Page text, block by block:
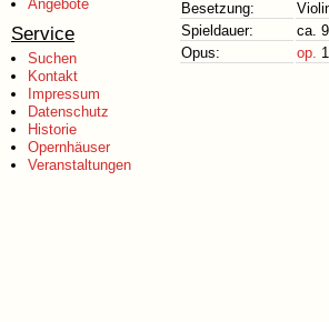
Angebote
Service
Suchen
Kontakt
Impressum
Datenschutz
Historie
Opernhäuser
Veranstaltungen
Besetzung:
Spieldauer:
ca.
Opus:
op.